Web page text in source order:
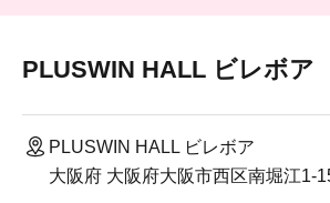
PLUSWIN HALL ビレボア
PLUSWIN HALL ビレボア
大阪府 大阪府大阪市西区南堀江1-